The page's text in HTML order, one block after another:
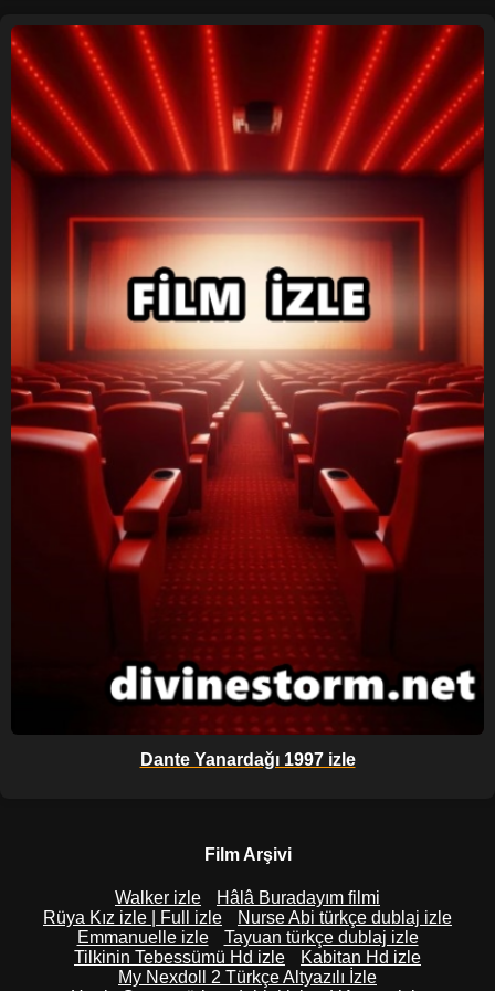
Dante Yanardağı 1997 izle
Film Arşivi
Walker izle
Hâlâ Buradayım filmi
Rüya Kız izle | Full izle
Nurse Abi türkçe dublaj izle
Emmanuelle izle
Tayuan türkçe dublaj izle
Tilkinin Tebessümü Hd izle
Kabitan Hd izle
My Nexdoll 2 Türkçe Altyazılı İzle